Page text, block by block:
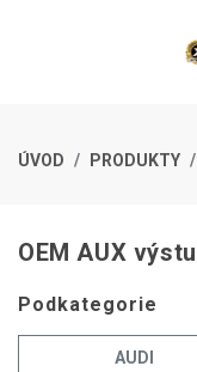
ÚVOD PRODUKTY
OEM AUX
Podkategorie
AUDI